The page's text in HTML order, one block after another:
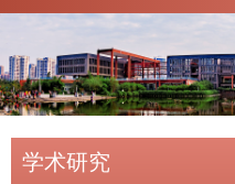
学术研究